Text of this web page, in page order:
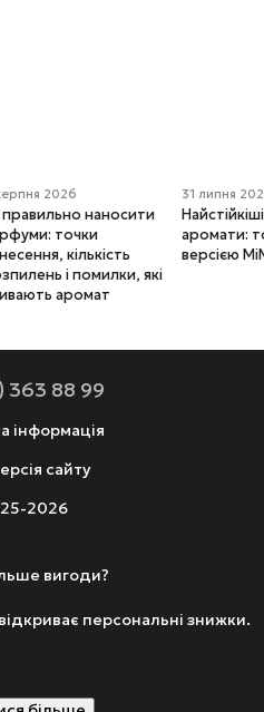
2026
правильно наносити
точки
кількість
і помилки, які
аромат
31 липня
аромати:
версією
363 88 99
інформація
сайту
2026
вигоди?
персональні знижки.